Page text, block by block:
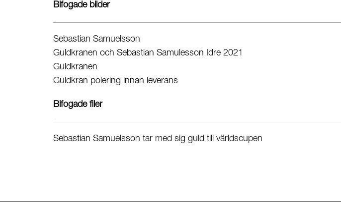
Bifogade bilder
Sebastian Samuelsson
Guldkranen och Sebastian Samulesson Idre 2021
Guldkranen
Guldkran polering innan leverans
Bifogade filer
Sebastian Samuelsson tar med sig guld till världscupen